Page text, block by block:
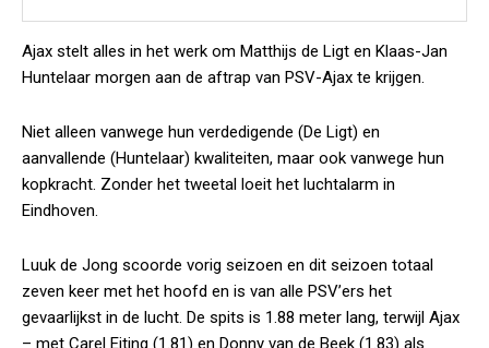
Ajax stelt alles in het werk om Matthijs de Ligt en Klaas-Jan
Huntelaar morgen aan de aftrap van PSV-Ajax te krijgen.
Niet alleen vanwege hun verdedigende (De Ligt) en
aanvallende (Huntelaar) kwaliteiten, maar ook vanwege hun
kopkracht. Zonder het tweetal loeit het luchtalarm in
Eindhoven.
Luuk de Jong scoorde vorig seizoen en dit seizoen totaal
zeven keer met het hoofd en is van alle PSV’ers het
gevaarlijkst in de lucht. De spits is 1.88 meter lang, terwijl Ajax
– met Carel Eiting (1.81) en Donny van de Beek (1.83) als